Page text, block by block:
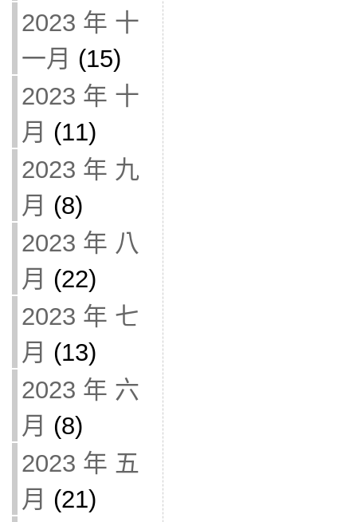
2023 年 十
一月 (15)
2023 年 十
月 (11)
2023 年 九
月 (8)
2023 年 八
月 (22)
2023 年 七
月 (13)
2023 年 六
月 (8)
2023 年 五
月 (21)